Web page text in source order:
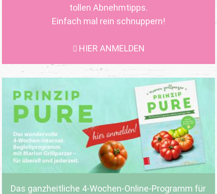
tollen Abnehmtipps.
Einfach mal rein schnuppern!
HIER ANMELDEN
Das ganzheitliche 4-Wochen-Online-Programm für